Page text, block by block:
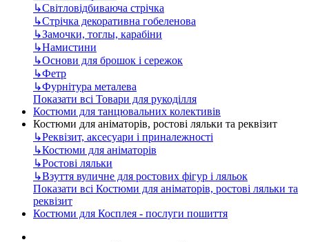
↳Світловідбиваюча стрічка
↳Стрічка декоративна гобеленова
↳Замочки, тоглы, карабіни
↳Намистини
↳Основи для брошок і сережок
↳Фетр
↳Фурнітура металева
Показати всі Товари для рукоділля
Костюми для танцювальних колективів
Костюми для аніматорів, ростові ляльки та реквізит
↳Реквізит, аксесуари і приналежності
↳Костюми для аніматорів
↳Ростові ляльки
↳Взуття вуличне для ростових фігур і ляльок
Показати всі Костюми для аніматорів, ростові ляльки та
реквізит
Костюми для Косплея - послуги пошиття